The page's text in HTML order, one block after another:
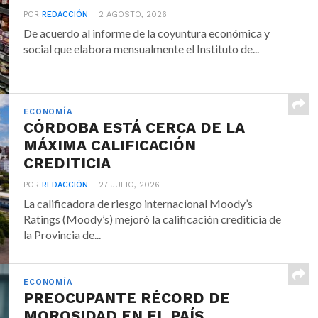
POR REDACCIÓN 2 AGOSTO, 2026
De acuerdo al informe de la coyuntura económica y
social que elabora mensualmente el Instituto de...
ECONOMÍA
CÓRDOBA ESTÁ CERCA DE LA
MÁXIMA CALIFICACIÓN
CREDITICIA
POR REDACCIÓN 27 JULIO, 2026
La calificadora de riesgo internacional Moody’s
Ratings (Moody’s) mejoró la calificación crediticia de
la Provincia de...
ECONOMÍA
PREOCUPANTE RÉCORD DE